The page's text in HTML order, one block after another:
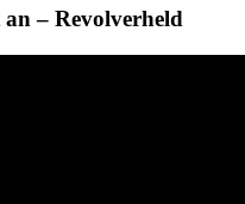
– Revolverheld